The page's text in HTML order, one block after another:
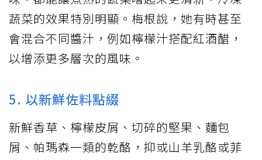
蔬菜的效果特別明顯。梅根說，她有時甚至
會混合不同醬汁，例如檸檬汁搭配紅酒醋，
以增添更多層次的風味。
5. 以新鮮佐料點綴
新鮮香草、檸檬皮屑、切碎的堅果、麵包
屑、帕瑪森一類的乾酪，抑或山羊乳酪或菲